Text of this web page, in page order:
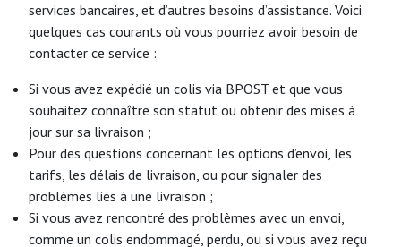
services bancaires, et d’autres besoins d’assistance. Voici
quelques cas courants où vous pourriez avoir besoin de
contacter ce service :
Si vous avez expédié un colis via BPOST et que vous
souhaitez connaître son statut ou obtenir des mises à
jour sur sa livraison ;
Pour des questions concernant les options d’envoi, les
tarifs, les délais de livraison, ou pour signaler des
problèmes liés à une livraison ;
Si vous avez rencontré des problèmes avec un envoi,
comme un colis endommagé, perdu, ou si vous avez reçu